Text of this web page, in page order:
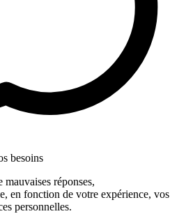
besoins
mauvaises réponses,
en fonction de votre expérience, vos
personnelles.